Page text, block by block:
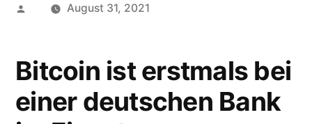
Posted August 31, 2021
Bitcoin ist erstmals bei
einer deutschen Bank